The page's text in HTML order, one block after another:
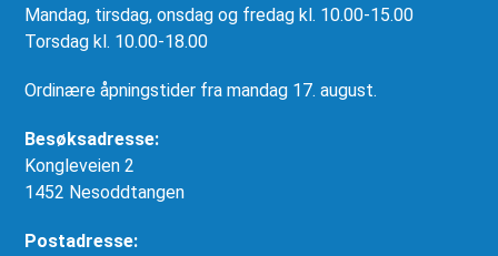
Mandag, tirsdag, onsdag og fredag kl. 10.00-15.00
Torsdag kl. 10.00-18.00
Ordinære åpningstider fra mandag 17. august.
Besøksadresse:
Kongleveien 2
1452 Nesoddtangen
Postadresse: